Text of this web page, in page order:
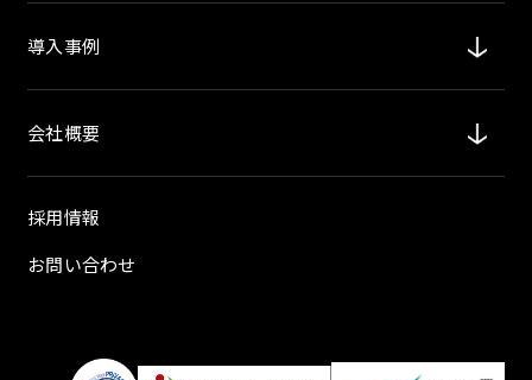
導入事例
会社概要
採用情報
お問い合わせ